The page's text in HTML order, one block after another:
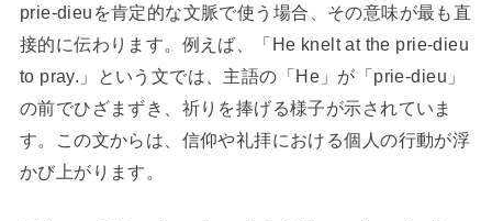
prie-dieuを肯定的な文脈で使う場合、その意味が最も直
接的に伝わります。例えば、「He knelt at the prie-dieu
to pray.」という文では、主語の「He」が「prie-dieu」
の前でひざまずき、祈りを捧げる様子が示されていま
す。この文からは、信仰や礼拝における個人の行動が浮
かび上がります。